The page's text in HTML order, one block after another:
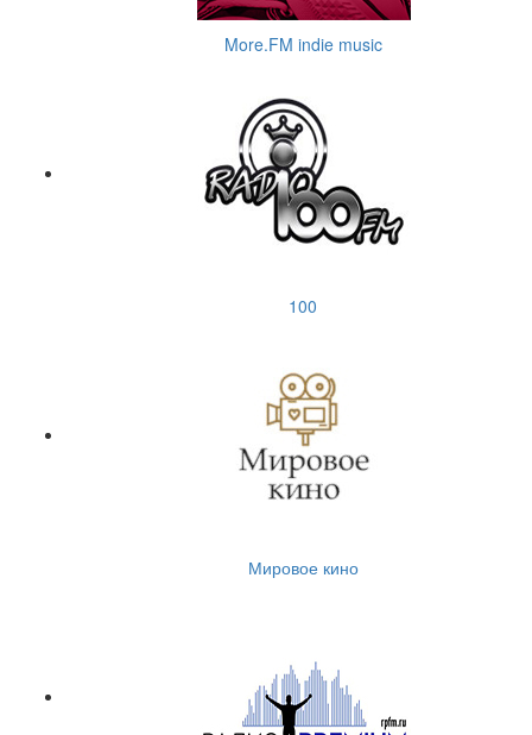
More.FM indie music
100
Мировое кино